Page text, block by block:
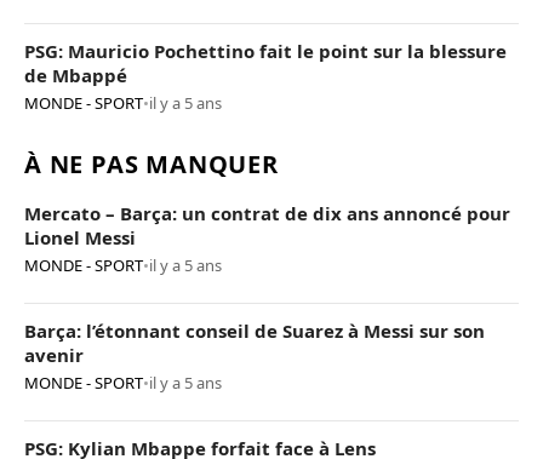
PSG: Mauricio Pochettino fait le point sur la blessure
de Mbappé
MONDE - SPORT•il y a 5 ans
À NE PAS MANQUER
Mercato – Barça: un contrat de dix ans annoncé pour
Lionel Messi
MONDE - SPORT•il y a 5 ans
Barça: l’étonnant conseil de Suarez à Messi sur son
avenir
MONDE - SPORT•il y a 5 ans
PSG: Kylian Mbappe forfait face à Lens